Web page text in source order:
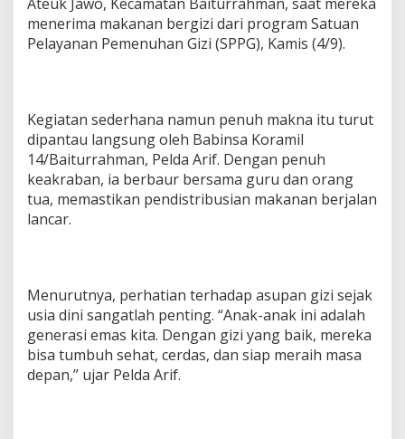
D
u
k
D
i
s
t
r
i
a
k
a
n
a
n
menerima makanan bergizi dari program Satuan
Pelayanan Pemenuhan Gizi (SPPG), Kamis (4/9).
Kegiatan sederhana namun penuh makna itu turut
dipantau langsung oleh Babinsa Koramil
14/Baiturrahman, Pelda Arif. Dengan penuh
keakraban, ia berbaur bersama guru dan orang
tua, memastikan pendistribusian makanan berjalan
lancar.
Menurutnya, perhatian terhadap asupan gizi sejak
usia dini sangatlah penting. “Anak-anak ini adalah
generasi emas kita. Dengan gizi yang baik, mereka
bisa tumbuh sehat, cerdas, dan siap meraih masa
depan,” ujar Pelda Arif.